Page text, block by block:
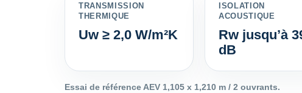
TRANSMISSION
THERMIQUE
Uw ≥ 2,0 W/m²K
ISOLATION
ACOUSTIQUE
Rw jusqu’à
dB
Essai de référence AEV 1,105 x 1,210 m / 2 ouvrants.